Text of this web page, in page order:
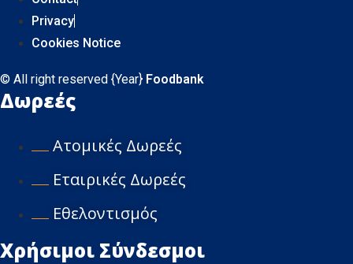
Privacy
Cookies Notice
© All right reserved {Year} Foodbank
Δωρεές
Ατομικές Δωρεές
Εταιρικές Δωρεές
Εθελοντισμός
Χρήσιμοι Σύνδεσμοι